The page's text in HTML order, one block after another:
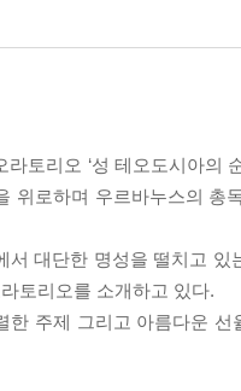
라토리오 ‘성 테오도시아의
위로하며 우르바누스의 총
서 대단한 명성을 떨치고
토리오를 소개하고 있다.
한 주제 그리고 아름다운